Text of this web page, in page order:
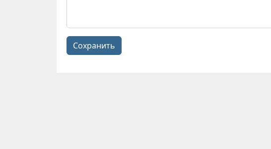
Сохранить